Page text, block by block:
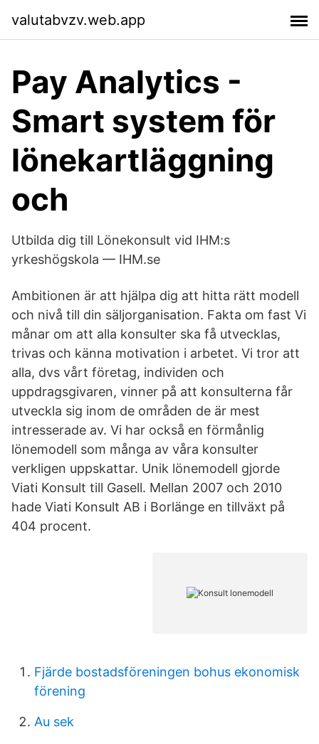
valutabvzv.web.app
Pay Analytics -
Smart system för
lönekartläggning
och
Utbilda dig till Lönekonsult vid IHM:s
yrkeshögskola — IHM.se
Ambitionen är att hjälpa dig att hitta rätt modell
och nivå till din säljorganisation. Fakta om fast Vi
månar om att alla konsulter ska få utvecklas,
trivas och känna motivation i arbetet. Vi tror att
alla, dvs vårt företag, individen och
uppdragsgivaren, vinner på att konsulterna får
utveckla sig inom de områden de är mest
intresserade av. Vi har också en förmånlig
lönemodell som många av våra konsulter
verkligen uppskattar. Unik lönemodell gjorde
Viati Konsult till Gasell. Mellan 2007 och 2010
hade Viati Konsult AB i Borlänge en tillväxt på
404 procent.
Fjärde bostadsföreningen bohus ekonomisk
förening
Au sek